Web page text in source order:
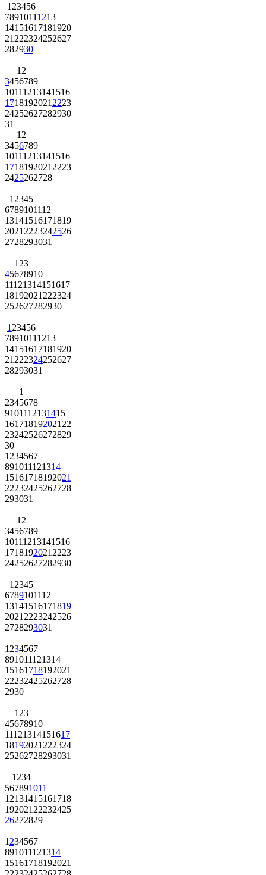
1 23456
78910111213
14151617181920
21 222324252627
282930
1 2
3456789
10111213141516
1718192021 2223
24252627282930
31
1 2
3456789
10111213141516
1718192021 2223
2425262728
1 2345
6789101112
13141516171819
2021 2223242526
2728293031
1 23
45678910
11121314151617
18192021 222324
252627282930
1 23456
78910111213
14151617181920
21 222324252627
28293031
1
2345678
9101112131415
161718192021 22
23242526272829
30
1 234567
891011121314
15161718192021
22232425262728
293031
1 2
3456789
10111213141516
1718192021 2223
24252627282930
1 2345
6789101112
13141516171819
2021 2223242526
2728293031
1 234567
891011121314
15161718192021
22232425262728
2930
1 23
45678910
11121314151617
18192021 222324
25262728293031
1 234
567891011
12131415161718
192021 22232425
26272829
1 234567
891011121314
15161718192021